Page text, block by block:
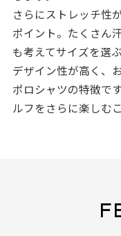
さらにストレッチ性
ポイント。たくさん
も考えてサイズを選
デザイン性が高く、
ポロシャツの特徴で
ルフをさらに楽しむ